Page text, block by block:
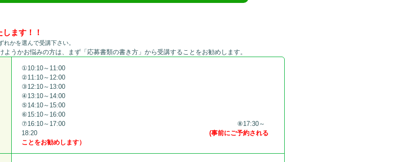
ます！！
かを選んで受講下さい。
うかお悩みの方は、まず「応募書類の書き方」から受講することをお勧めします。
①10:10～11:00
②11:10～12:00
③12:10～13:00
④13:10～14:00
⑤14:10～15:00
⑥15:10～16:00
⑦16:10～17:00
⑧17:30～
18:20 あああああああああああああああああああああああああああ(事前にご予約される
ことをお勧めします）